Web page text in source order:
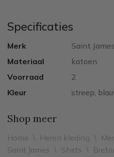
Specificaties
Merk
Saint James
Materiaal
katoen
Voorraad
2
Kleur
streep,
Shop meer
Home \ Heren kleding \
Saint James \ Shirts \